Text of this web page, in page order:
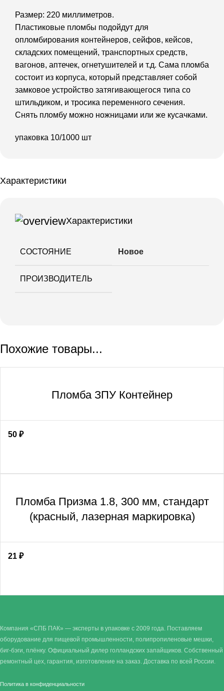
Размер: 220 миллиметров.
Пластиковые пломбы подойдут для
опломбирования контейнеров, сейфов, кейсов,
складских помещений, транспортных средств,
вагонов, аптечек, огнетушителей и т.д. Сама пломба
состоит из корпуса, который представляет собой
замковое устройство затягивающегося типа со
штильдиком, и тросика переменного сечения.
Снять пломбу можно ножницами или же кусачками.
упаковка 10/1000 шт
Характеристики
Характеристики
СОСТОЯНИЕ Новое
ПРОИЗВОДИТЕЛЬ
Похожие товары...
Пломба ЗПУ Контейнер
50 ₽
Пломба Призма 1.8, 300 мм, стандарт
(красный, лазерная маркировка)
21 ₽
Компания «СПБ ПАК» — эксперты в упаковке с 2009 года. Поставляем
оборудование для пищевой промышленности, полипропиленовые мешки,
биг-бэги, плёнку. Официальный дилер голландских запайщиков. Собственный
ремонтный цех, гарантия, изготовление на заказ. Доставка по всей России.
Политика в конфиденциальности